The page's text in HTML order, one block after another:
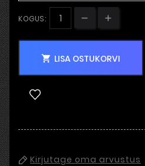
KOGUS:
 LISA OSTUKORVI
Kirjutage oma arvustus